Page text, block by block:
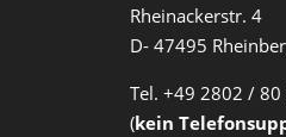
Rheinackerstr. 4
D- 47495
Tel. +49 2802 / 80
(kein